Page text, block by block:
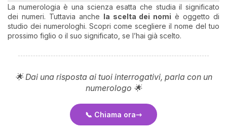
La numerologia è una scienza esatta che studia il significato
dei numeri. Tuttavia anche la scelta dei nomi è oggetto di
studio dei numerologhi. Scopri come scegliere il nome del tuo
prossimo figlio o il suo significato, se l’hai già scelto.
🌟 Dai una risposta ai tuoi interrogativi, parla con un
numerologo 🌟
📞 Chiama ora